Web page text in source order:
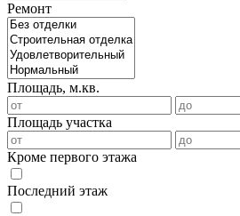
Ремонт
Площадь, м.кв.
Площадь участка
Кроме первого этажа
Последний этаж